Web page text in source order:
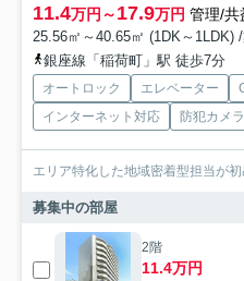
11.4万円～17.9万円 管理/共
25.56㎡～40.65㎡ (1DK～1LDK)
銀座線「稲荷町」駅 徒歩7分
オートロック エレベーター
インターネット対応
防犯カメラ
エリア特化した地域密着型担当が
募集中の部屋
2階
11.4万円